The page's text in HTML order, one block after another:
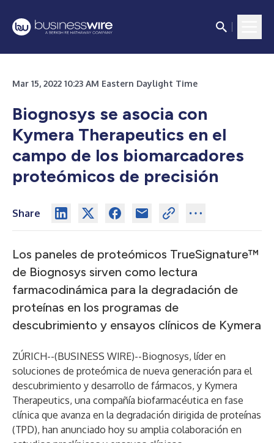
Mar 15, 2022 10:23 AM Eastern Daylight Time
Biognosys se asocia con
Kymera Therapeutics en el
campo de los biomarcadores
proteómicos de precisión
Share
Los paneles de proteómicos TrueSignature™
de Biognosys sirven como lectura
farmacodinámica para la degradación de
proteínas en los programas de
descubrimiento y ensayos clínicos de Kymera
ZÚRICH--(BUSINESS WIRE)--Biognosys, líder en
soluciones de proteómica de nueva generación para el
descubrimiento y desarrollo de fármacos, y Kymera
Therapeutics, una compañía biofarmacéutica en fase
clínica que avanza en la degradación dirigida de proteínas
(TPD), han anunciado hoy su amplia colaboración en